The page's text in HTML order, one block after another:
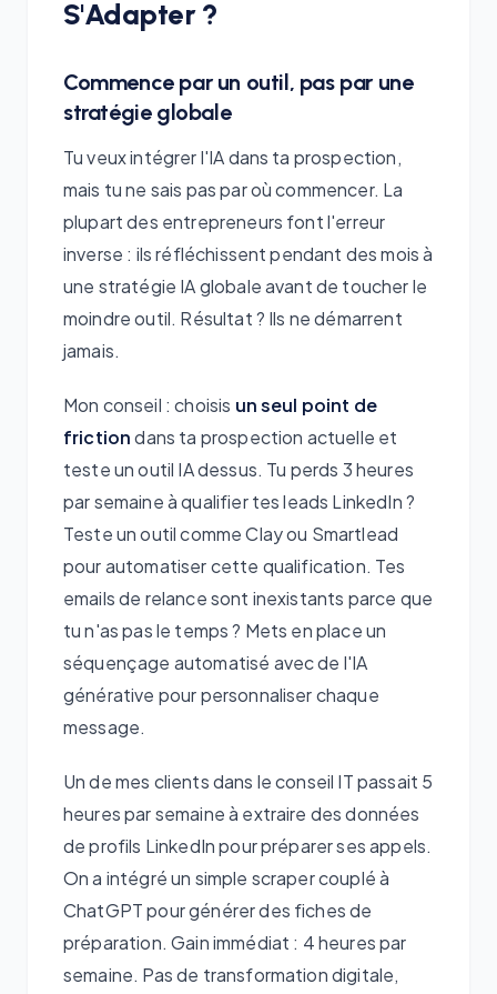
S'Adapter ?
Commence par un outil, pas par une
stratégie globale
Tu veux intégrer l'IA dans ta prospection,
mais tu ne sais pas par où commencer. La
plupart des entrepreneurs font l'erreur
inverse : ils réfléchissent pendant des mois à
une stratégie IA globale avant de toucher le
moindre outil. Résultat ? Ils ne démarrent
jamais.
Mon conseil : choisis un seul point de
frictiondans ta prospection actuelle et
teste un outil IA dessus. Tu perds 3 heures
par semaine à qualifier tes leads LinkedIn ?
Teste un outil comme Clay ou Smartlead
pour automatiser cette qualification. Tes
emails de relance sont inexistants parce que
tu n'as pas le temps ? Mets en place un
séquençage automatisé avec de l'IA
générative pour personnaliser chaque
message.
Un de mes clients dans le conseil IT passait 5
heures par semaine à extraire des données
de profils LinkedIn pour préparer ses appels.
On a intégré un simple scraper couplé à
ChatGPT pour générer des fiches de
préparation. Gain immédiat : 4 heures par
semaine. Pas de transformation digitale,